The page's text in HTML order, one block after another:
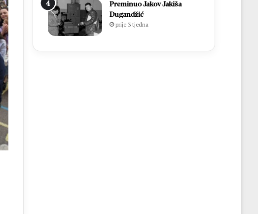
Preminuo Jakov Jakiša
Dugandžić
prije 3 tjedna